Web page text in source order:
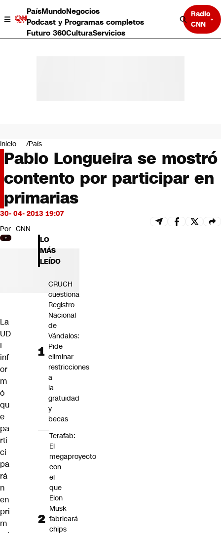
PaísMundoNegocios
Podcast y Programas completos
Futuro 360CulturaServicios
Radio
CNN
Negocios
Deportes
Programas completos
Cultura
Servicios
Bits
CNN tiempo
Futuro 360
Opinión
Inicio País
Pablo Longueira se mostró
contento por participar en
primarias
30- 04- 2013 19:07
Por CNN
La
UD
I
inf
or
m
ó
qu
e
pa
rti
ci
pa
rá
n
en
pri
m
LO
MÁS
LEÍDO
CRUCH
cuestiona
Registro
Nacional
de
Vándalos:
Pide
eliminar
restricciones
a
la
gratuidad
y
becas
Terafab:
El
megaproyecto
con
el
que
Elon
Musk
fabricará
chips